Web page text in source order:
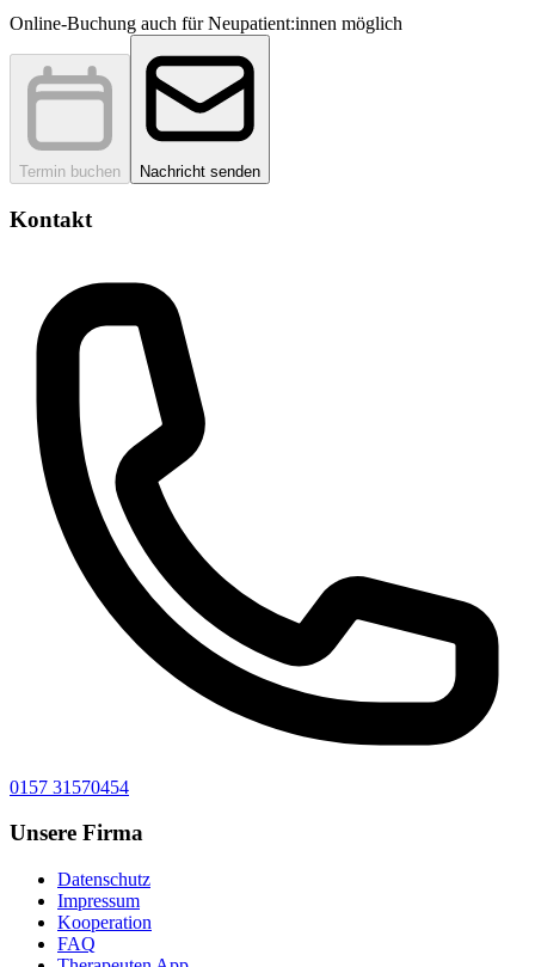
Online-Buchung auch für Neupatient:innen möglich
Termin buchen Nachricht senden
Kontakt
0157 31570454
Unsere Firma
Datenschutz
Impressum
Kooperation
FAQ